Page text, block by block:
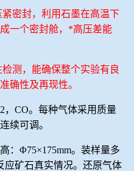
密封，利用石墨在高温下
一个密封舱，*高压差能
测，能确保整个实验有良
确性及再现性。
，CO。每种气体采用质量
续可调。
：Φ75×175mm。装样量多
应矿石真实情况。还原气体